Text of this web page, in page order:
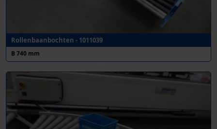
Rollenbaanbochten - 1011039
B 740 mm